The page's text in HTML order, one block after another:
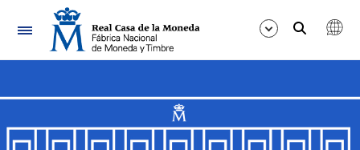
Navigation